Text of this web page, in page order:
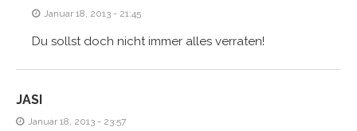
Januar 18, 2013 - 21:45
Du sollst doch nicht immer alles verraten!
JASI
Januar 18, 2013 - 23:57